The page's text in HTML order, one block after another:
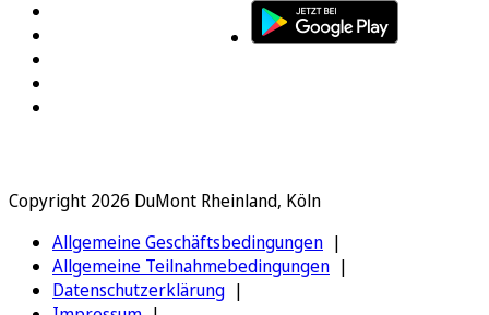
Copyright 2026 DuMont Rheinland, Köln
Allgemeine Geschäftsbedingungen
Allgemeine Teilnahmebedingungen
Datenschutzerklärung